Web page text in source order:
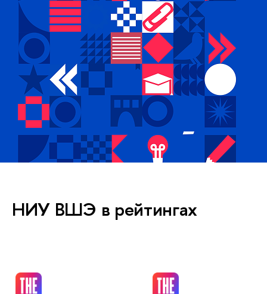
НИУ ВШЭ в рейтингах
Рейтинги университета